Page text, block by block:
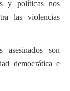
y políticas nos
las violencias
son
democrática e